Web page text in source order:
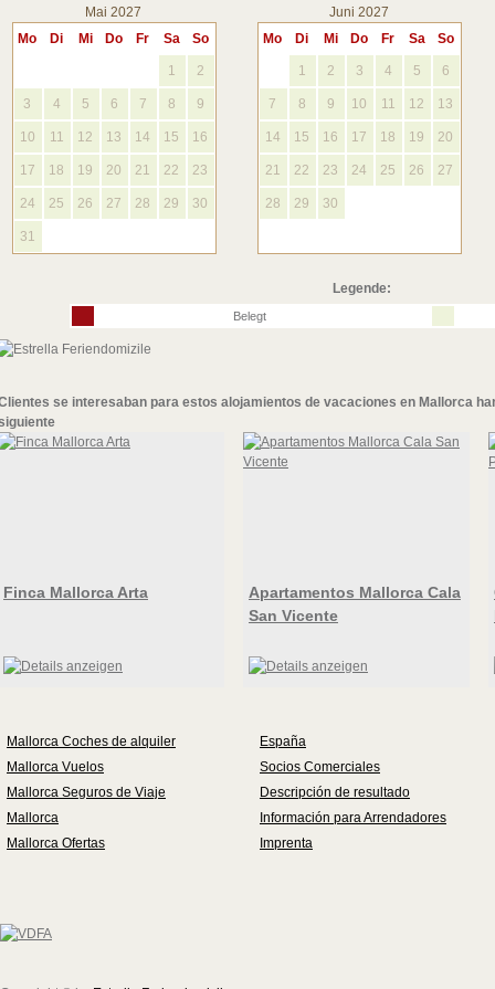
Mai 2027
Mo
Di Mi Do Fr Sa So
1 2
3 4 5 6 7 8 9
10 11 12 13 14 15 16
17 18 19 20 21 22 23
24 25 26 27 28 29 30
31
Juni 2027
Mo
Di Mi Do Fr Sa So
1 2 3 4 5 6
7 8 9 10 11 12 13
14 15 16 17 18 19 20
21 22 23 24 25 26 27
28 29 30
Legende:
Belegt
se interesaban para estos alojamientos de vacaciones en Mallorca
Finca Mallorca Arta
Apartamentos Mallorca Cala
San Vicente
Mallorca Coches de alquiler
Mallorca Vuelos
Mallorca Seguros de Viaje
Mallorca
Mallorca Ofertas
España
Socios Comerciales
Descripción de resultado
Información para Arrendadores
Imprenta